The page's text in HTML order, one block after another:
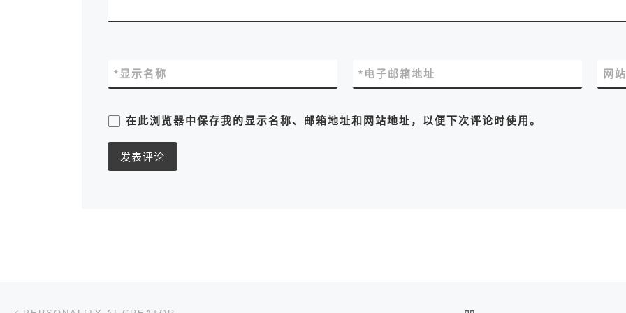
显示名称
* 电子邮箱地址
* 网
在此浏览器中保存我的显示名称、邮箱地址和网站地址，以便下次评论时使用。
文章导航